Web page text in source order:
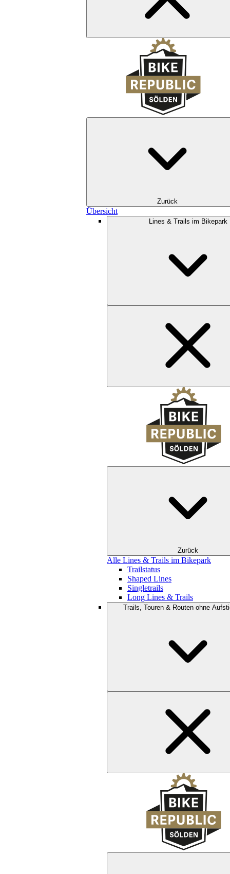
Zurück
Übersicht
Lines & Trails im Bikepark
Zurück
Alle Lines & Trails im Bikepark
Trailstatus
Shaped Lines
Singletrails
Long Lines & Trails
Trails, Touren & Routen ohne